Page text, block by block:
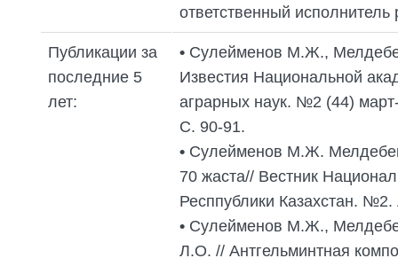
ответственный
Публикации за
последние 5
лет:
• Сулейменов М.Ж.,
Известия Национальной
аграрных наук. №2 (44)
С. 90-91.
• Сулейменов М.Ж.
70 жаста// Вестник
Респпублики Казахстан.
• Сулейменов М.Ж.,
Л.О. // Антгельминтная